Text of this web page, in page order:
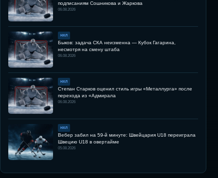
подписаниям Сошникова и Жаркова
06.08.2026
НХЛ
Быков: задача СКА неизменна — Кубок Гагарина,
несмотря на смену штаба
06.08.2026
НХЛ
Степан Старков оценил стиль игры «Металлурга» после
перехода из «Адмирала
06.08.2026
НХЛ
Вебер забил на 59-й минуте: Швейцария U18 переиграла
Швецию U18 в овертайме
05.08.2026